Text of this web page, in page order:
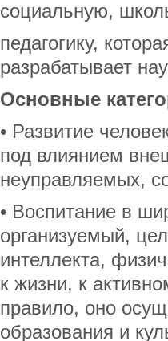
социальную,
педагогику,
раз­рабатывает
Основные
• Развитие
под влиянием
неуправляемых,
• Воспитание в
организуемый,
интеллекта,
к жизни, к
правило, оно
образования и